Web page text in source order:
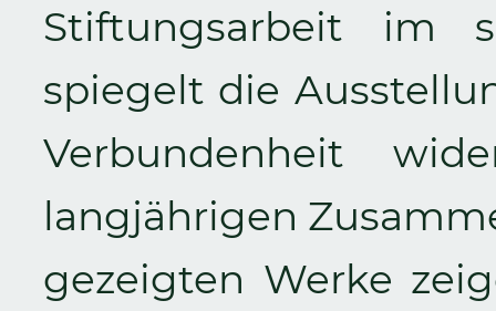
Stiftungsarbeit im
spiegelt die
Verbundenheit
langjährigen
gezeigten Werke